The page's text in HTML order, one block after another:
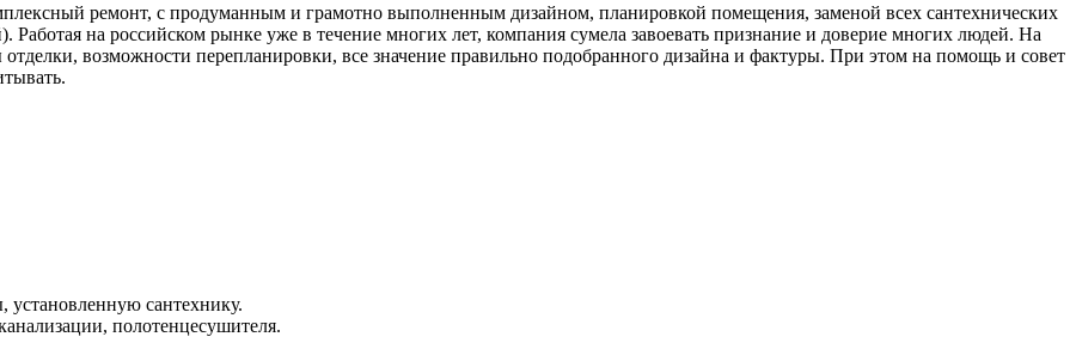
ремонт, с продуманным и грамотно выполненным дизайном, планировкой помещения, заменой всех сантехнических
на российском рынке уже в течение многих лет, компания сумела завоевать признание и доверие многих людей. На
возможности перепланировки, все значение правильно подобранного дизайна и фактуры. При этом на помощь и совет
установленную сантехнику.
полотенцесушителя.